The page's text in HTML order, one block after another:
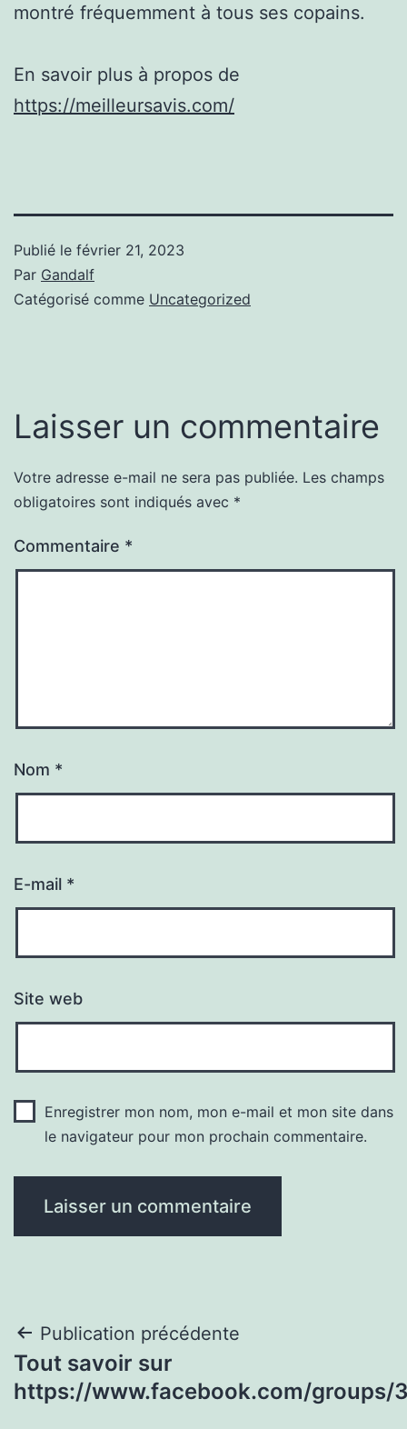
montré fréquemment à tous ses copains.
En savoir plus à propos de
https://meilleursavis.com/
Publié le février 21, 2023
Par Gandalf
Catégorisé comme Uncategorized
Laisser un commentaire
Votre adresse e-mail ne sera pas publiée. Les champs
obligatoires sont indiqués avec *
Commentaire *
Nom *
E-mail *
Site web
Enregistrer mon nom, mon e-mail et mon site dans
le navigateur pour mon prochain commentaire.
Navigation
de
Publication précédente
Tout savoir sur
https://www.facebook.com/groups/